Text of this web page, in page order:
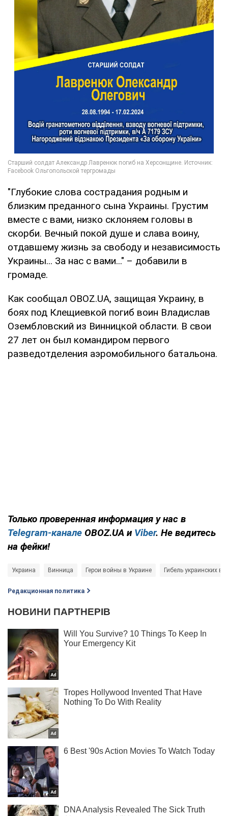
"Глубокие слова сострадания родным и
близким преданного сына Украины. Грустим
вместе с вами, низко склоняем головы в
скорби. Вечный покой душе и слава воину,
отдавшему жизнь за свободу и независимость
Украины... За нас с вами..." – добавили в
громаде.
Как сообщал OBOZ.UA, защищая Украину, в
боях под Клещиевкой погиб воин Владислав
Озембловский из Винницкой области. В свои
27 лет он был командиром первого
разведотделения аэромобильного батальона.
Только проверенная информация у нас в
Telegram-канале OBOZ.UA и Viber. Не ведитесь
на фейки!
Украина Винница Герои войны в Украине Гибель украинских
Редакционная политика